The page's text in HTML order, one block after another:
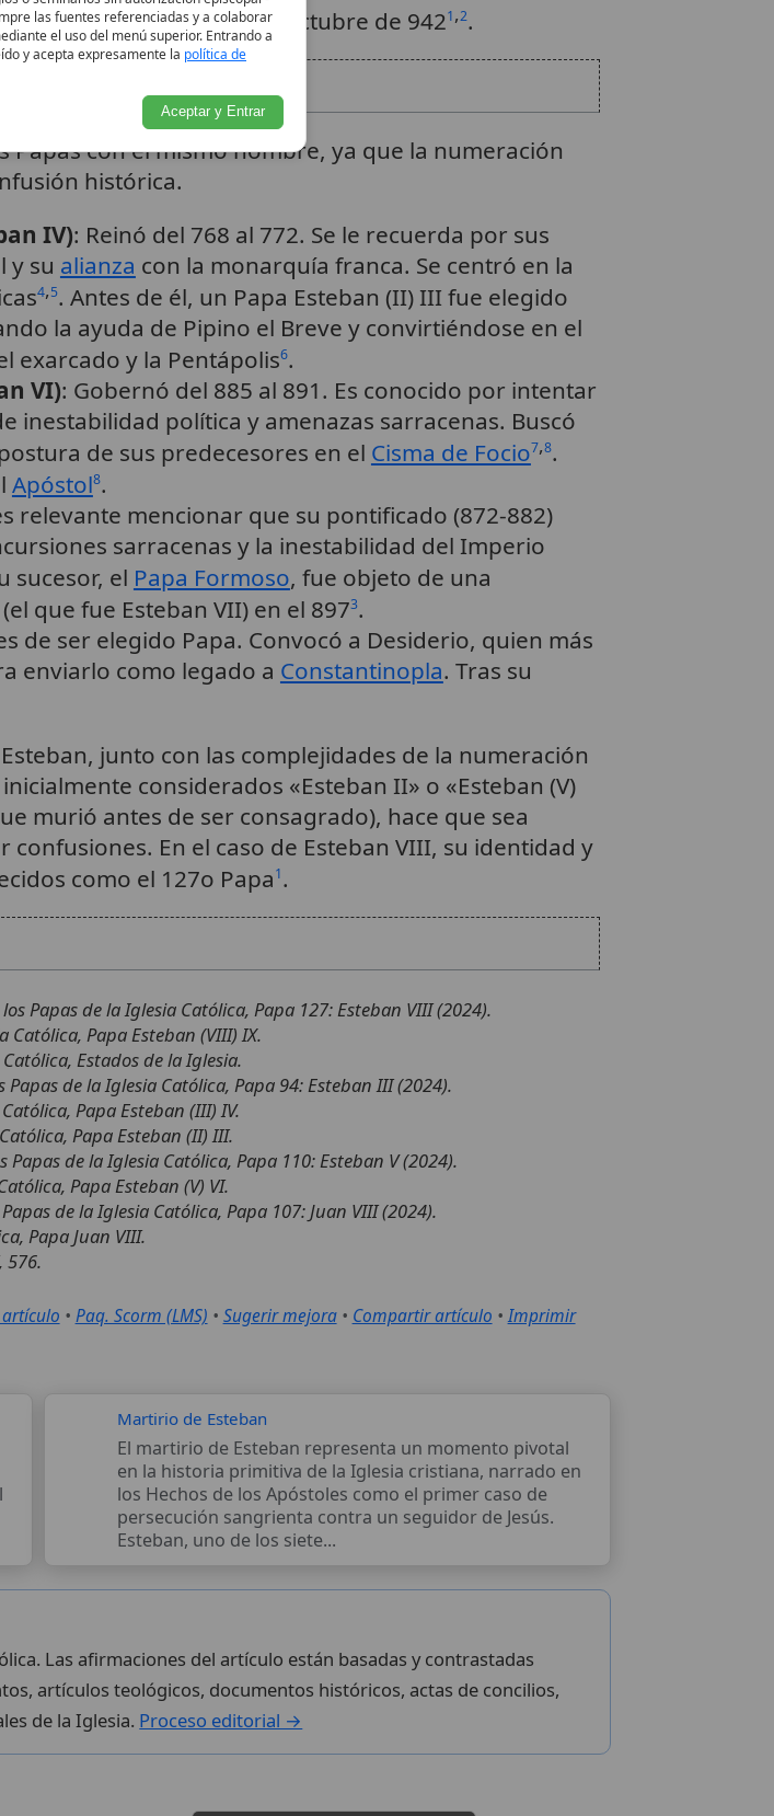
alrededor del 30 de octubre de 9421,2.
con el mismo nombre, ya que la numeración
histórica.
IV): Reinó del 768 al 772. Se le recuerda por sus
y su alianza con la monarquía franca. Se centró en la
4,5. Antes de él, un Papa Esteban (II) III fue elegido
la ayuda de Pipino el Breve y convirtiéndose en el
exarcado y la Pentápolis6.
VI): Gobernó del 885 al 891. Es conocido por intentar
política y amenazas sarracenas. Buscó
de sus predecesores en el Cisma de Focio7,8.
Apóstol8.
relevante mencionar que su pontificado (872-882)
sarracenas y la inestabilidad del Imperio
sucesor, el Papa Formoso, fue objeto de una
que fue Esteban VII) en el 8973.
de ser elegido Papa. Convocó a Desiderio, quien más
enviarlo como legado a Constantinopla. Tras su
junto con las complejidades de la numeración
considerados «Esteban II» o «Esteban (V)
murió antes de ser consagrado), hace que sea
En el caso de Esteban VIII, su identidad y
como el 127o Papa1.
Papas de la Iglesia Católica, Papa 127: Esteban VIII (2024).
Católica, Papa Esteban (VIII) IX.
Estados de la Iglesia.
de la Iglesia Católica, Papa 94: Esteban III (2024).
Papa Esteban (III) IV.
Papa Esteban (II) III.
de la Iglesia Católica, Papa 110: Esteban V (2024).
Papa Esteban (V) VI.
de la Iglesia Católica, Papa 107: Juan VIII (2024).
Papa Juan VIII.
576.
• Paq. Scorm (LMS) • Sugerir mejora• Compartir artículo •Imprimir
Martirio de Esteban
El martirio de Esteban representa un momento pivotal
en la historia primitiva de la Iglesia cristiana, narrado en
los Hechos de los Apóstoles como el primer caso de
persecución sangrienta contra un seguidor de Jesús.
Esteban, uno de los siete...
Las afirmaciones del artículo están basadas y contrastadas
artículos teológicos, documentos históricos, actas de concilios,
de la Iglesia. Proceso editorial →
las fuentes referenciadas y a colaborar
el uso del menú superior. Entrando a
y acepta expresamente la política de
Aceptar y Entrar